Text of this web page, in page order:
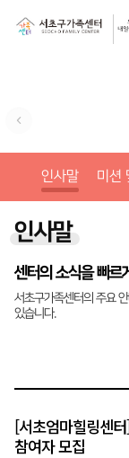
인사말 미션
인사말
센터의 소식을 빠르
서초구가족센터의 주요
있습니다.
[서초엄마힐링센
참여자 모집